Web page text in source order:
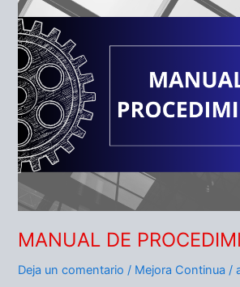
MANUAL DE
Deja un comentario / Mejora Continua /
DE
PROCEDIMIENTOS